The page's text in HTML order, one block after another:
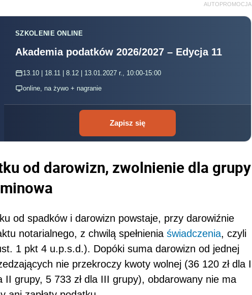
AUTOPROMOCJA
SZKOLENIE ONLINE
Akademia podatków 2026/2027 – Edycja 11
13.10 | 18.11 | 8.12 | 13.01.2027 r., 10:00-15:00
online, na żywo + nagranie
Zapisz się
od darowizn, zwolnienie dla grupy
od spadków i darowizn powstaje, przy darowiźnie
notarialnego, z chwilą spełnienia świadczenia, czyli
1 pkt 4 u.p.s.d.). Dopóki suma darowizn od jednej
nie przekroczy kwoty wolnej (36 120 zł dla I
II grupy, 5 733 zł dla III grupy), obdarowany nie ma